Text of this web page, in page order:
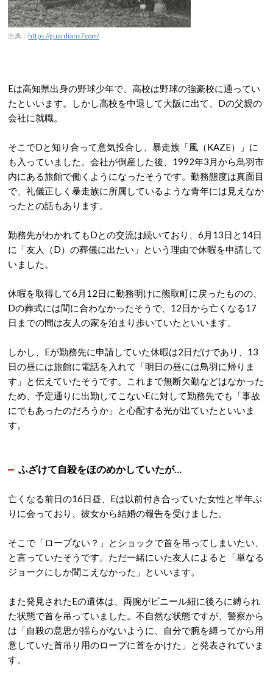
出典： https://guardians7.com/
Eは高知県出身の野球少年で、高校は野球の強豪校に通ってい
たといいます。しかし高校を中退して大阪に出て、Dの父親の
会社に就職。
そこでDと知り合って意気投合し、暴走族「風（KAZE）」に
も入っていました。会社が倒産した後、1992年3月から鳥羽市
内にある旅館で働くようになったそうです。勤務態度は真面目
で、礼儀正しく暴走族に所属しているような青年には見えなか
ったとの話もあります。
勤務先がわかれてもDとの交流は続いており、6月13日と14日
に「友人（D）の葬儀に出たい」という理由で休暇を申請して
いました。
休暇を取得して6月12日に勤務明けに熊取町に戻ったものの、
Dの葬式には間に合わなかったそうで、12日から亡くなる17
日までの間は友人の家を泊まり歩いていたといいます。
しかし、Eが勤務先に申請していた休暇は2日だけであり、13
日の昼には旅館に電話を入れて「明日の昼には鳥羽に帰りま
す」と伝えていたそうです。これまで無断欠勤などはなかった
ため、予定通りに出勤してこないEに対して勤務先でも「事故
にでもあったのだろうか」と心配する光が出ていたといいま
す。
ふざけて自殺をほのめかしていたが…
亡くなる前日の16日昼、Eは以前付き合っていた女性と半年ぶ
りに会っており、彼女から結婚の報告を受けました。
そこで「ロープない？」とショックで首を吊ってしまいたい、
と言っていたそうです。ただ一緒にいた友人によると「単なる
ジョークにしか聞こえなかった」といいます。
また発見されたEの遺体は、両腕がビニール紐に後ろに縛られ
た状態で首を吊っていました。不自然な状態ですが、警察から
は「自殺の意思が揺らがないように、自分で腕を縛ってから用
意していた首吊り用のロープに首をかけた」と発表されていま
す。